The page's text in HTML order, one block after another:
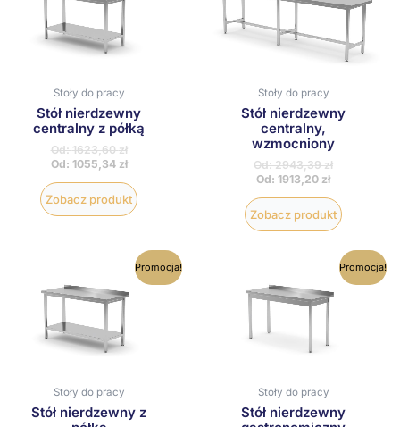
Stoły do pracy
Stół nierdzewny
centralny z półką
Od:1623,60zł
Od: 1055,34 zł
Zobacz produkt
produktu
Stoły do pracy
Stół nierdzewny
centralny,
wzmocniony
Od:2943,39zł
Od: 1913,20 zł
Zobacz produkt
wiele
Opcje
można
produktu
Promocja!
Stoły do pracy
Stół nierdzewny z
Ten
produkt
produktu
Promocja!
Stoły do pracy
Stół nierdzewny
Ten
produkt
produktu